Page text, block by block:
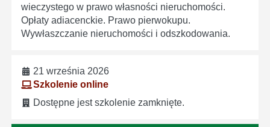
wieczystego w prawo własności nieruchomości.
Opłaty adiacenckie. Prawo pierwokupu.
Wywłaszczanie nieruchomości i odszkodowania.
21 września 2026
Szkolenie online
Dostępne jest szkolenie zamknięte.